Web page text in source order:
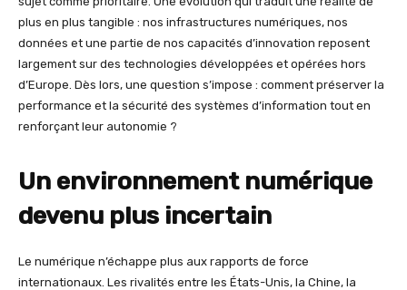
plus en plus tangible : nos infrastructures numériques, nos
données et une partie de nos capacités d’innovation reposent
largement sur des technologies développées et opérées hors
d’Europe. Dès lors, une question s’impose : comment préserver la
performance et la sécurité des systèmes d’information tout en
renforçant leur autonomie ?
Un environnement numérique
devenu plus incertain
Le numérique n’échappe plus aux rapports de force
internationaux. Les rivalités entre les États-Unis, la Chine, la